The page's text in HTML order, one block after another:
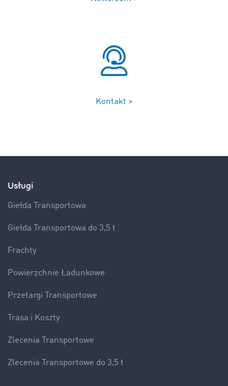
Kontakt >
Usługi
Giełda Transportowa
Giełda Transportowa do 3,5 t
Frachty
Powierzchnie Ładunkowe
Przetargi Transportowe
Trasa i Koszty
Zlecenia Transportowe
Zlecenia Transportowe do 3,5 t